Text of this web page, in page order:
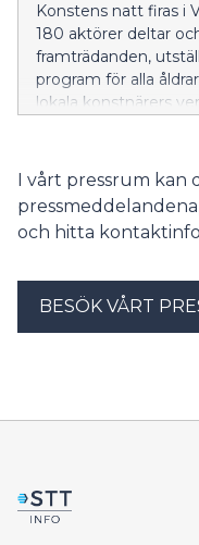
Konstens natt firas i
180 aktörer deltar
framträdanden,
program för alla
lokala konstnärers
I vårt pressrum kan
och hitta
BESÖK VÅRT